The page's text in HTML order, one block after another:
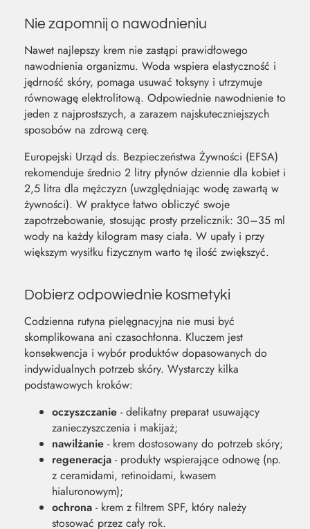
Nie zapomnij o nawodnieniu
Nawet najlepszy krem nie zastąpi prawidłowego
nawodnienia organizmu. Woda wspiera elastyczność i
jędrność skóry, pomaga usuwać toksyny i utrzymuje
równowagę elektrolitową. Odpowiednie nawodnienie to
jeden z najprostszych, a zarazem najskuteczniejszych
sposobów na zdrową cerę.
Europejski Urząd ds. Bezpieczeństwa Żywności (EFSA)
rekomenduje średnio 2 litry płynów dziennie dla kobiet i
2,5 litra dla mężczyzn (uwzględniając wodę zawartą w
żywności). W praktyce łatwo obliczyć swoje
zapotrzebowanie, stosując prosty przelicznik: 30–35 ml
wody na każdy kilogram masy ciała. W upały i przy
większym wysiłku fizycznym warto tę ilość zwiększyć.
Dobierz odpowiednie kosmetyki
Codzienna rutyna pielęgnacyjna nie musi być
skomplikowana ani czasochłonna. Kluczem jest
konsekwencja i wybór produktów dopasowanych do
indywidualnych potrzeb skóry. Wystarczy kilka
podstawowych kroków:
oczyszczanie - delikatny preparat usuwający
zanieczyszczenia i makijaż;
nawilżanie - krem dostosowany do potrzeb skóry;
regeneracja - produkty wspierające odnowę (np.
z ceramidami, retinoidami, kwasem
hialuronowym);
ochrona - krem z filtrem SPF, który należy
stosować przez cały rok.